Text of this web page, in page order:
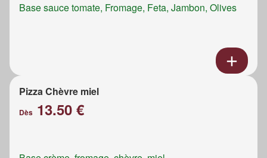
Base sauce tomate, Fromage, Feta, Jambon, Olives
Pizza Chèvre miel
Dès 13.50 €